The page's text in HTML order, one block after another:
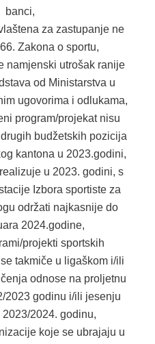
banci,
za zastupanje ne
Zakona o sportu,
namjenski utrošak ranije
od Ministarstva u
ugovorima i odlukama,
program/projekat nisu
budžetskih pozicija
kantona u 2023.godini,
u 2023. godini, s
Izbora sportiste za
održati najkasnije do
2024.godine,
projekti sportskih
takmiče u ligaškom i/ili
odnose na proljetnu
2023 godinu i/ili jesenju
2024. godinu,
koje se ubrajaju u